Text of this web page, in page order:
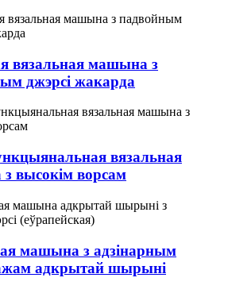
вязальная машына з
джэрсі жакарда
вязальная
высокім ворсам
машына з адзінарным
адкрытай шырыні